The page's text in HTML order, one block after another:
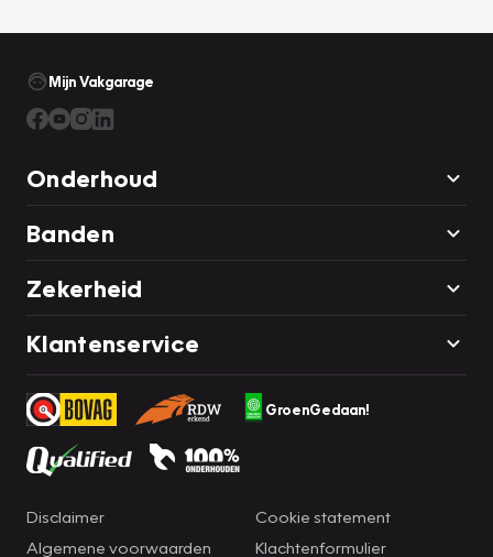
Mijn Vakgarage
Onderhoud
Banden
Zekerheid
Klantenservice
GroenGedaan!
Disclaimer
Algemene voorwaarden
Cookie statement
Klachtenformulier